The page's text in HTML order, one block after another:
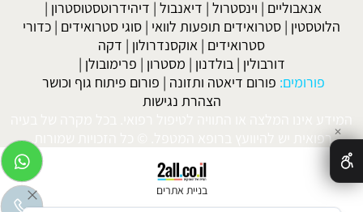
אנאבוליים | וינסטרול | דיאנבול | דיהידרוטסטוסטרון |
הלוטסטין | סטרואידים תופעות לוואי | סוגי סטרואידים | כדורי
סטרואידים | אוקסנדרולון | דקה
דורבולין | בולדנון | מסטרון | פרימובולן |
פורומים: פורום דיאטה ותזונה | פורום פיתוח גוף וכושר
הצהרת נגישות
המידע אינו המלצה או התוויה לטיפול רפואי. בכל מקרה של בעיה
רפואית יש להיוועץ ברופא המטפל. © כל הזכויות שמורות.
בניית אתרים
✕